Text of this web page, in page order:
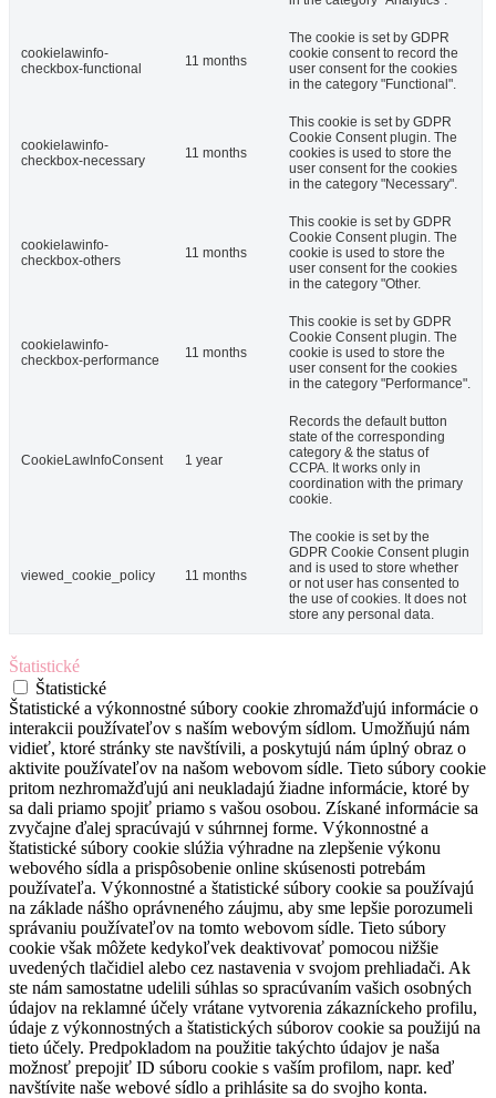
cookielawinfo-
checkbox-functional
11 months
The cookie is set by GDPR
cookie consent to record the
user consent for the cookies
in the category "Functional".
cookielawinfo-
checkbox-necessary
11 months
This cookie is set by GDPR
Cookie Consent plugin. The
cookies is used to store the
user consent for the cookies
in the category "Necessary".
cookielawinfo-
checkbox-others
11 months
This cookie is set by GDPR
Cookie Consent plugin. The
cookie is used to store the
user consent for the cookies
in the category "Other.
cookielawinfo-
checkbox-performance
11 months
This cookie is set by GDPR
Cookie Consent plugin. The
cookie is used to store the
user consent for the cookies
in the category "Performance".
CookieLawInfoConsent 1 year
Records the default button
state of the corresponding
category & the status of
CCPA. It works only in
coordination with the primary
cookie.
viewed_cookie_policy 11 months
The cookie is set by the
GDPR Cookie Consent plugin
and is used to store whether
or not user has consented to
the use of cookies. It does not
store any personal data.
Štatistické
Štatistické
Štatistické a výkonnostné súbory cookie zhromažďujú informácie o
interakcii používateľov s naším webovým sídlom. Umožňujú nám
vidieť, ktoré stránky ste navštívili, a poskytujú nám úplný obraz o
aktivite používateľov na našom webovom sídle. Tieto súbory cookie
pritom nezhromažďujú ani neukladajú žiadne informácie, ktoré by
sa dali priamo spojiť priamo s vašou osobou. Získané informácie sa
zvyčajne ďalej spracúvajú v súhrnnej forme. Výkonnostné a
štatistické súbory cookie slúžia výhradne na zlepšenie výkonu
webového sídla a prispôsobenie online skúsenosti potrebám
používateľa. Výkonnostné a štatistické súbory cookie sa používajú
na základe nášho oprávneného záujmu, aby sme lepšie porozumeli
správaniu používateľov na tomto webovom sídle. Tieto súbory
cookie však môžete kedykoľvek deaktivovať pomocou nižšie
uvedených tlačidiel alebo cez nastavenia v svojom prehliadači. Ak
ste nám samostatne udelili súhlas so spracúvaním vašich osobných
údajov na reklamné účely vrátane vytvorenia zákazníckeho profilu,
údaje z výkonnostných a štatistických súborov cookie sa použijú na
tieto účely. Predpokladom na použitie takýchto údajov je naša
možnosť prepojiť ID súboru cookie s vaším profilom, napr. keď
navštívite naše webové sídlo a prihlásite sa do svojho konta.